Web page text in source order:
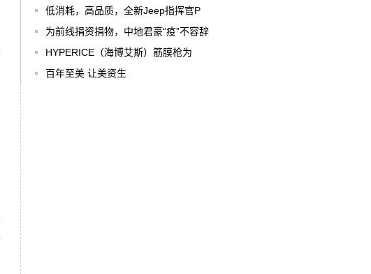
低消耗，高品质，全新Jeep指挥官P
为前线捐资捐物，中地君豪“疫”不容辞
HYPERICE（海博艾斯）筋膜枪为
百年至美 让美资生